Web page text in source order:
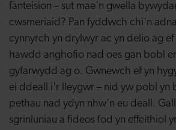
fanteision – sut mae'n gwella
cwsmeriaid? Pan fyddwch chi'n
cynnyrch yn drylwyr ac yn delio ag
hawdd anghofio nad oes gan bobl
gyfarwydd ag o. Gwnewch ef yn
ei ddeall i'r lleygwr – nid yw pobl yn
pethau nad ydyn nhw'n eu deall.
sgrinluniau a fideos fod yn effeithiol